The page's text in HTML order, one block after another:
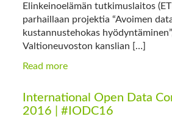
Elinkeinoelämän tutkimuslaitos
parhaillaan projektia “Avoimen
kustannustehokas
Valtioneuvoston kanslian […]
Read more
International Open Data
2016 | #IODC16